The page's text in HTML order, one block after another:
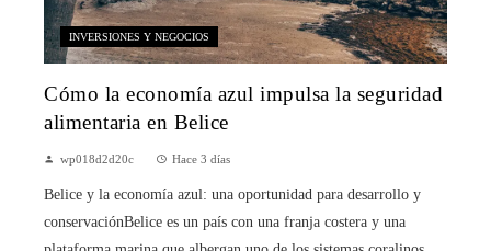
INVERSIONES Y NEGOCIOS
Cómo la economía azul impulsa la seguridad
alimentaria en Belice
wp018d2d20c Hace 3 días
Belice y la economía azul: una oportunidad para desarrollo y
conservaciónBelice es un país con una franja costera y una